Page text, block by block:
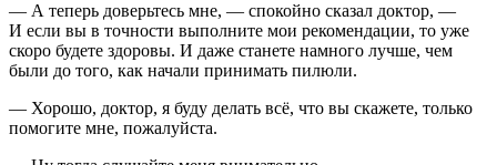
— А теперь доверьтесь мне, — спокойно сказал доктор, —
И если вы в точности выполните мои рекомендации, то уже
скоро будете здоровы. И даже станете намного лучше, чем
были до того, как начали принимать пилюли.
— Хорошо, доктор, я буду делать всё, что вы скажете, только
помогите мне, пожалуйста.